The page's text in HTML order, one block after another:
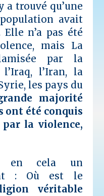
a trouvé qu’une
avait
Elle n’a pas été
mais La
par la
l’Iran, la
les pays du
majorité
ont été conquis
la violence,
en cela un
: Où est le
véritable